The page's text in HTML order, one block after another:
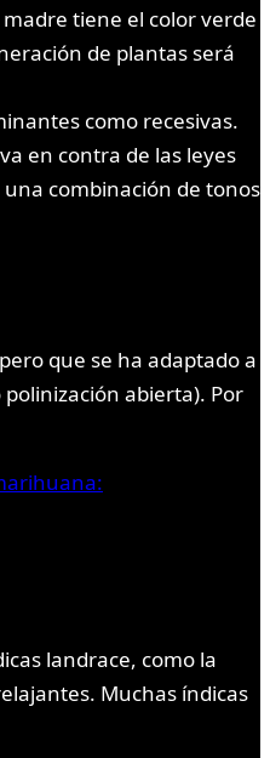
tiene el color verde
de plantas será
como recesivas.
en contra de las leyes
combinación de tonos
que se ha adaptado a
abierta). Por
landrace, como la
Muchas índicas